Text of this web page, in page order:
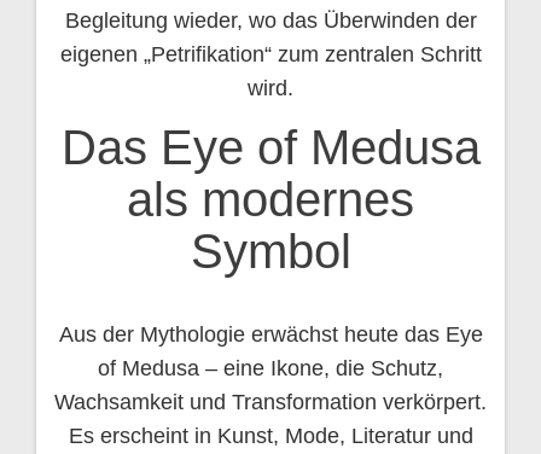
Begleitung wieder, wo das Überwinden der
eigenen „Petrifikation“ zum zentralen Schritt
wird.
Das Eye of Medusa
als modernes
Symbol
Aus der Mythologie erwächst heute das Eye
of Medusa – eine Ikone, die Schutz,
Wachsamkeit und Transformation verkörpert.
Es erscheint in Kunst, Mode, Literatur und